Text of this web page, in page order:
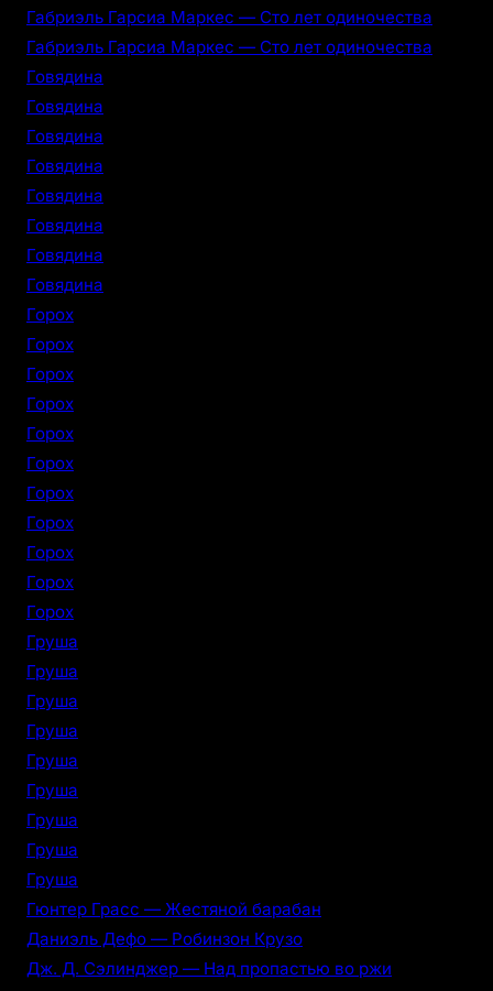
Габриэль Гарсиа Маркес — Сто лет одиночества
Габриэль Гарсиа Маркес — Сто лет одиночества
Говядина
Говядина
Говядина
Говядина
Говядина
Говядина
Говядина
Говядина
Горох
Горох
Горох
Горох
Горох
Горох
Горох
Горох
Горох
Горох
Горох
Груша
Груша
Груша
Груша
Груша
Груша
Груша
Груша
Груша
Гюнтер Грасс — Жестяной барабан
Даниэль Дефо — Робинзон Крузо
Дж. Д. Сэлинджер — Над пропастью во ржи